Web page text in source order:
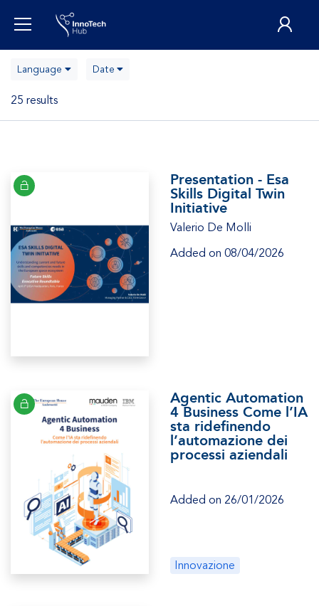
Language Date
25 results
Presentation - Esa
Skills Digital Twin
Initiative
Valerio De Molli
Added on 08/04/2026
Agentic Automation
4 Business Come l’IA
sta ridefinendo
l’automazione dei
processi aziendali
Added on 26/01/2026
Innovazione